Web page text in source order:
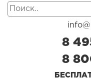
8
8